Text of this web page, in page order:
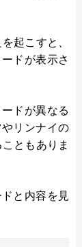
起こすと、
ドが表示さ
ドが異なる
リンナイの
ともありま
と内容を見